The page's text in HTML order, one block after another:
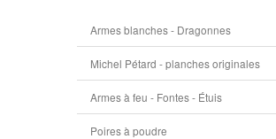
Armes blanches - Dragonnes
Michel Pétard - planches originales
Armes à feu - Fontes - Étuis
Poires à poudre